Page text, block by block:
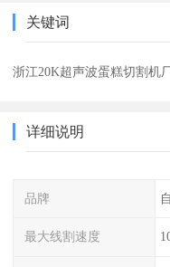
关键词
浙江20K超声波蛋糕切割机
详细说明
品牌
最大线割速度